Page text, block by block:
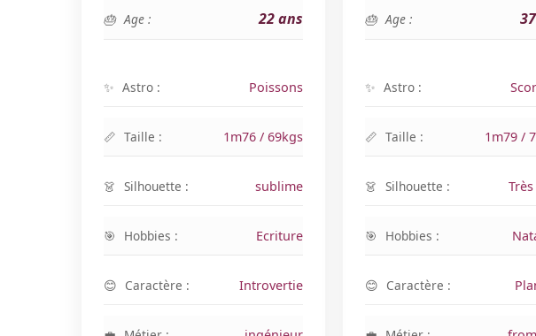
Age : 22 ans
Astro : Poissons
Taille : 1m76 / 69kgs
Silhouette : sublime
Hobbies : Ecriture
Caractère : Introvertie
Age :
Astro :
Taille : 1m79 /
Silhouette :
Hobbies :
Caractère :